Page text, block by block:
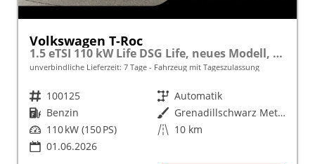
Volkswagen T-Roc
1.5 eTSI 110 kW Life DSG Life, neues Modell, LED, Kamera, Side, Winter, 17-Zoll
unverbindliche Lieferzeit: 7 Tage Fahrzeug mit Tageszulassung
Fahrzeugnr. 100125 Getriebe Automatik
Kraftstoff Benzin Außenfarbe
Grenadillschwarz Metallic
Leistung 110 kW (150 PS) Kilometerstand 10 km
01.06.2026